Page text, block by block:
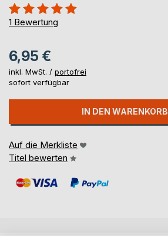
Bewertung::
100%
1 Bewertung
6,95 €
inkl. MwSt. / portofrei
sofort verfügbar
IN DEN WARENKORB
Auf die Merkliste
Titel bewerten